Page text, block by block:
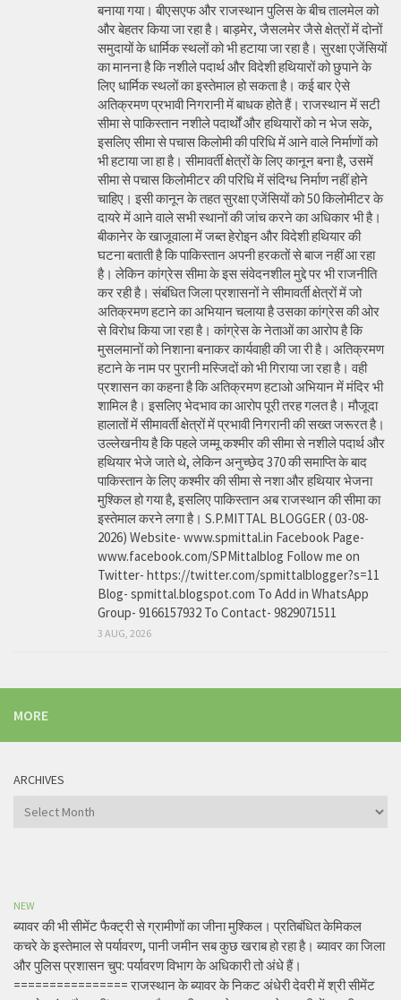
बनाया गया। बीएसएफ और राजस्थान पुलिस के बीच तालमेल को
और बेहतर किया जा रहा है। बाड़मेर, जैसलमेर जैसे क्षेत्रों में दोनों
समुदायों के धार्मिक स्थलों को भी हटाया जा रहा है। सुरक्षा एजेंसियों
का मानना है कि नशीले पदार्थ और विदेशी हथियारों को छुपाने के
लिए धार्मिक स्थलों का इस्तेमाल हो सकता है। कई बार ऐसे
अतिक्रमण प्रभावी निगरानी में बाधक होते हैं। राजस्थान में सटी
सीमा से पाकिस्तान नशीले पदार्थों और हथियारों को न भेज सके,
इसलिए सीमा से पचास किलोमी की परिधि में आने वाले निर्माणों को
भी हटाया जा हा है। सीमावर्ती क्षेत्रों के लिए कानून बना है, उसमें
सीमा से पचास किलोमीटर की परिधि में संदिग्ध निर्माण नहीं होने
चाहिए। इसी कानून के तहत सुरक्षा एजेंसियों को 50 किलोमीटर के
दायरे में आने वाले सभी स्थानों की जांच करने का अधिकार भी है।
बीकानेर के खाजूवाला में जब्त हेरोइन और विदेशी हथियार की
घटना बताती है कि पाकिस्तान अपनी हरकतों से बाज नहीं आ रहा
है। लेकिन कांग्रेस सीमा के इस संवेदनशील मुद्दे पर भी राजनीति
कर रही है। संबंधित जिला प्रशासनों ने सीमावर्ती क्षेत्रों में जो
अतिक्रमण हटाने का अभियान चलाया है उसका कांग्रेस की ओर
से विरोध किया जा रहा है। कांग्रेस के नेताओं का आरोप है कि
मुसलमानों को निशाना बनाकर कार्यवाही की जा री है। अतिक्रमण
हटाने के नाम पर पुरानी मस्जिदों को भी गिराया जा रहा है। वही
प्रशासन का कहना है कि अतिक्रमण हटाओ अभियान में मंदिर भी
शामिल है। इसलिए भेदभाव का आरोप पूरी तरह गलत है। मौजूदा
हालातों में सीमावर्ती क्षेत्रों में प्रभावी निगरानी की सख्त जरूरत है।
उल्लेखनीय है कि पहले जम्मू कश्मीर की सीमा से नशीले पदार्थ और
हथियार भेजे जाते थे, लेकिन अनुच्छेद 370 की समाप्ति के बाद
पाकिस्तान के लिए कश्मीर की सीमा से नशा और हथियार भेजना
मुश्किल हो गया है, इसलिए पाकिस्तान अब राजस्थान की सीमा का
इस्तेमाल करने लगा है। S.P.MITTAL BLOGGER ( 03-08-
2026) Website- www.spmittal.in Facebook Page-
www.facebook.com/SPMittalblog Follow me on
Twitter- https://twitter.com/spmittalblogger?s=11
Blog- spmittal.blogspot.com To Add in WhatsApp
Group- 9166157932 To Contact- 9829071511
3 AUG, 2026
MORE
ARCHIVES
Archives
NEW
ब्यावर की भी सीमेंट फैक्ट्री से ग्रामीणों का जीना मुश्किल। प्रतिबंधित केमिकल
कचरे के इस्तेमाल से पर्यावरण, पानी जमीन सब कुछ खराब हो रहा है। ब्यावर का जिला
और पुलिस प्रशासन चुप: पर्यावरण विभाग के अधिकारी तो अंधे हैं।
================ राजस्थान के ब्यावर के निकट अंधेरी देवरी में श्री सीमेंट